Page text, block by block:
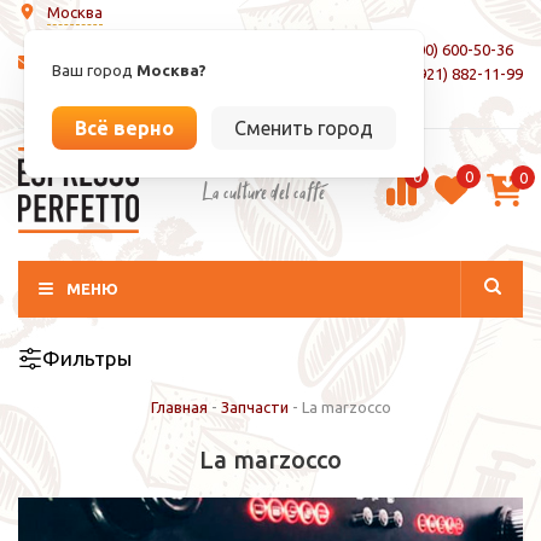
Москва
Ваш город Москва?
Всё верно Сменить город
info@espressoperfetto.ru
8 (800) 600-50-36
+7 (921) 882-11-99
La culture del caffé 0 0 0
МЕНЮ
Фильтры
Главная - Запчасти - La marzocco
La marzocco